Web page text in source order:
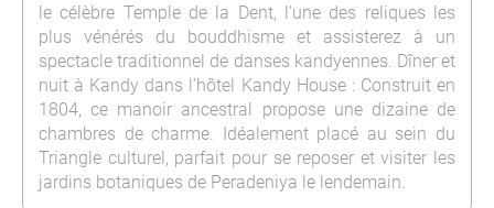
le célèbre Temple de la Dent, l’une des reliques les
plus vénérés du bouddhisme et assisterez à un
spectacle traditionnel de danses kandyennes. Dîner et
nuit à Kandy dans l’hôtel Kandy House : Construit en
1804, ce manoir ancestral propose une dizaine de
chambres de charme. Idéalement placé au sein du
Triangle culturel, parfait pour se reposer et visiter les
jardins botaniques de Peradeniya le lendemain.